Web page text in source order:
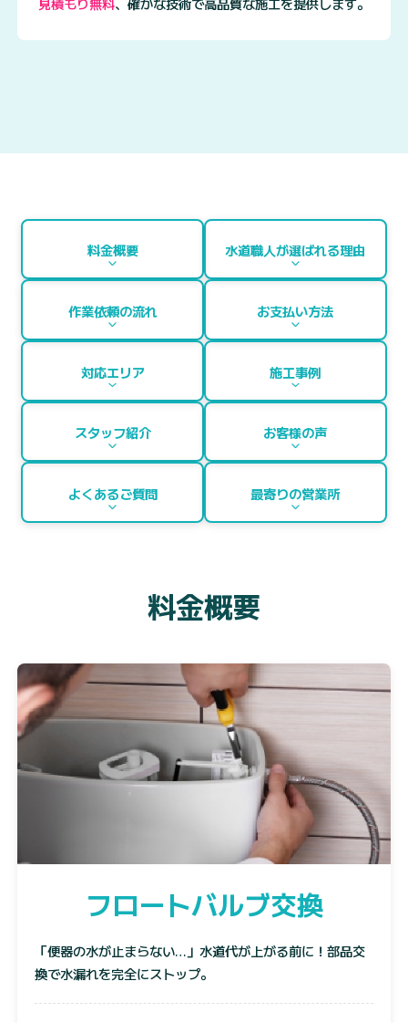
料金概要 水道職人が選ばれる理由
作業依頼の流れ お支払い方法
対応エリア 施工事例
スタッフ紹介 お客様の声
よくあるご質問 最寄りの営業所
料金概要
フロートバルブ交換
「便器の水が止まらない…」水道代が上がる前に！部品交
換で水漏れを完全にストップ。